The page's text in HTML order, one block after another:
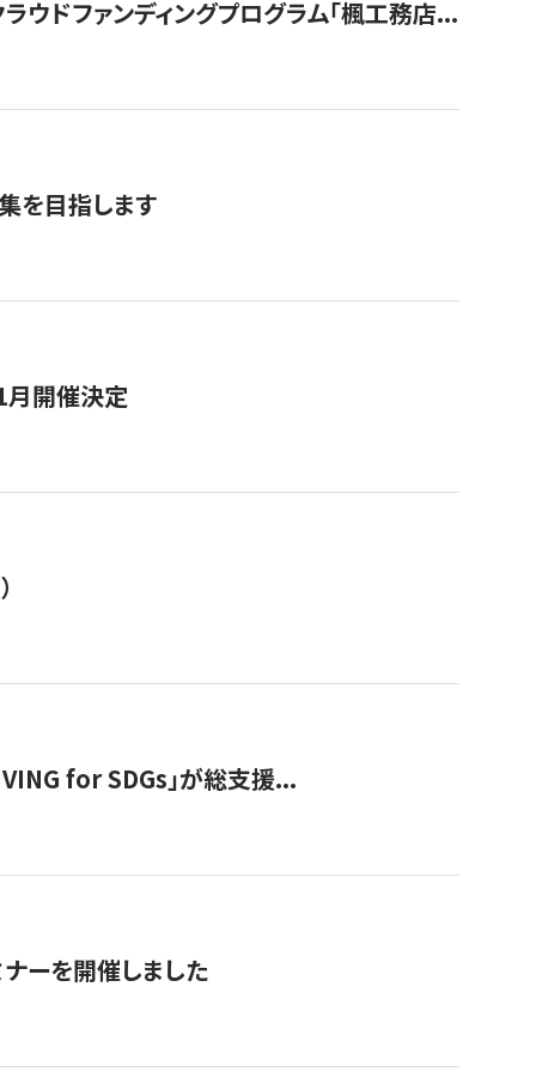
ドファンディングプログラム「楓工務店...
を目指します
月開催決定
for SDGs」が総支援...
ーを開催しました